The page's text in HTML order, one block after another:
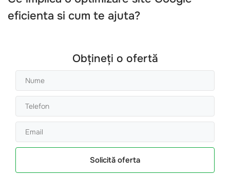
eficienta si cum te ajuta?
Obțineți o ofertă
Solicită oferta